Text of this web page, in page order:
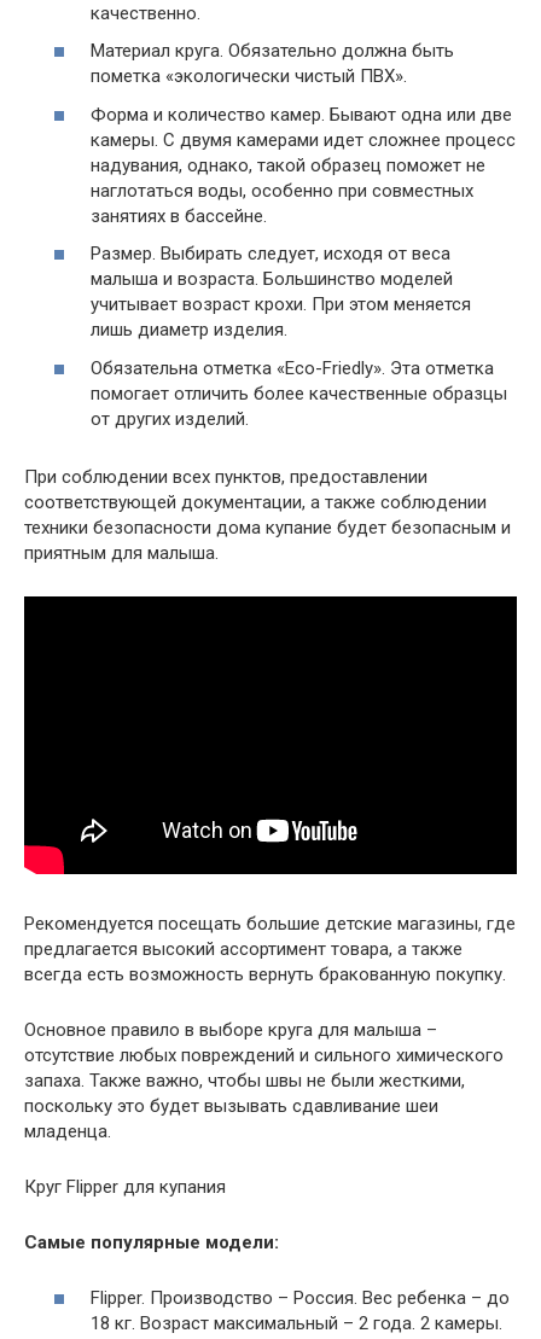
качественно.
Материал круга. Обязательно должна быть
пометка «экологически чистый ПВХ».
Форма и количество камер. Бывают одна или две
камеры. С двумя камерами идет сложнее процесс
надувания, однако, такой образец поможет не
наглотаться воды, особенно при совместных
занятиях в бассейне.
Размер. Выбирать следует, исходя от веса
малыша и возраста. Большинство моделей
учитывает возраст крохи. При этом меняется
лишь диаметр изделия.
Обязательна отметка «Еco-Friedly». Эта отметка
помогает отличить более качественные образцы
от других изделий.
При соблюдении всех пунктов, предоставлении
соответствующей документации, а также соблюдении
техники безопасности дома купание будет безопасным и
приятным для малыша.
Рекомендуется посещать большие детские магазины, где
предлагается высокий ассортимент товара, а также
всегда есть возможность вернуть бракованную покупку.
Основное правило в выборе круга для малыша –
отсутствие любых повреждений и сильного химического
запаха. Также важно, чтобы швы не были жесткими,
поскольку это будет вызывать сдавливание шеи
младенца.
Круг Flipper для купания
Самые популярные модели:
Flipper. Производство – Россия. Вес ребенка – до
18 кг. Возраст максимальный – 2 года. 2 камеры.